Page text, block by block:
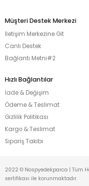
Müşteri Destek Merkezi
İletişim Merkezine Git
Canlı Destek
Bağlantı Metni#2
Hızlı Bağlantılar
İade & Değişim
Ödeme & Teslimat
Gizlilik Politikası
Kargo & Teslimat
Sipariş Takibi
2022 © Nospyedekparca | Tüm
sertifikası ile korunmaktadır.